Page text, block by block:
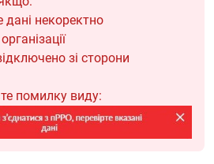
дані некоректно
зі сторони
помилку виду: